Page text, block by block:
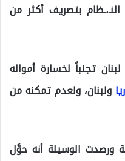
بتصريف أكثر من
تجنباً لخسارة أمواله
ولبنان، ولعدم تمكنه من
ورصدت الوسيلة أنه حوَّل